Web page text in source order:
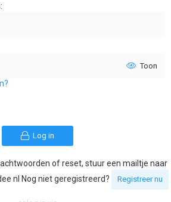
Toon
Log in
of reset, stuur een mailtje naar
nl Nog niet geregistreerd?
Registreer nu